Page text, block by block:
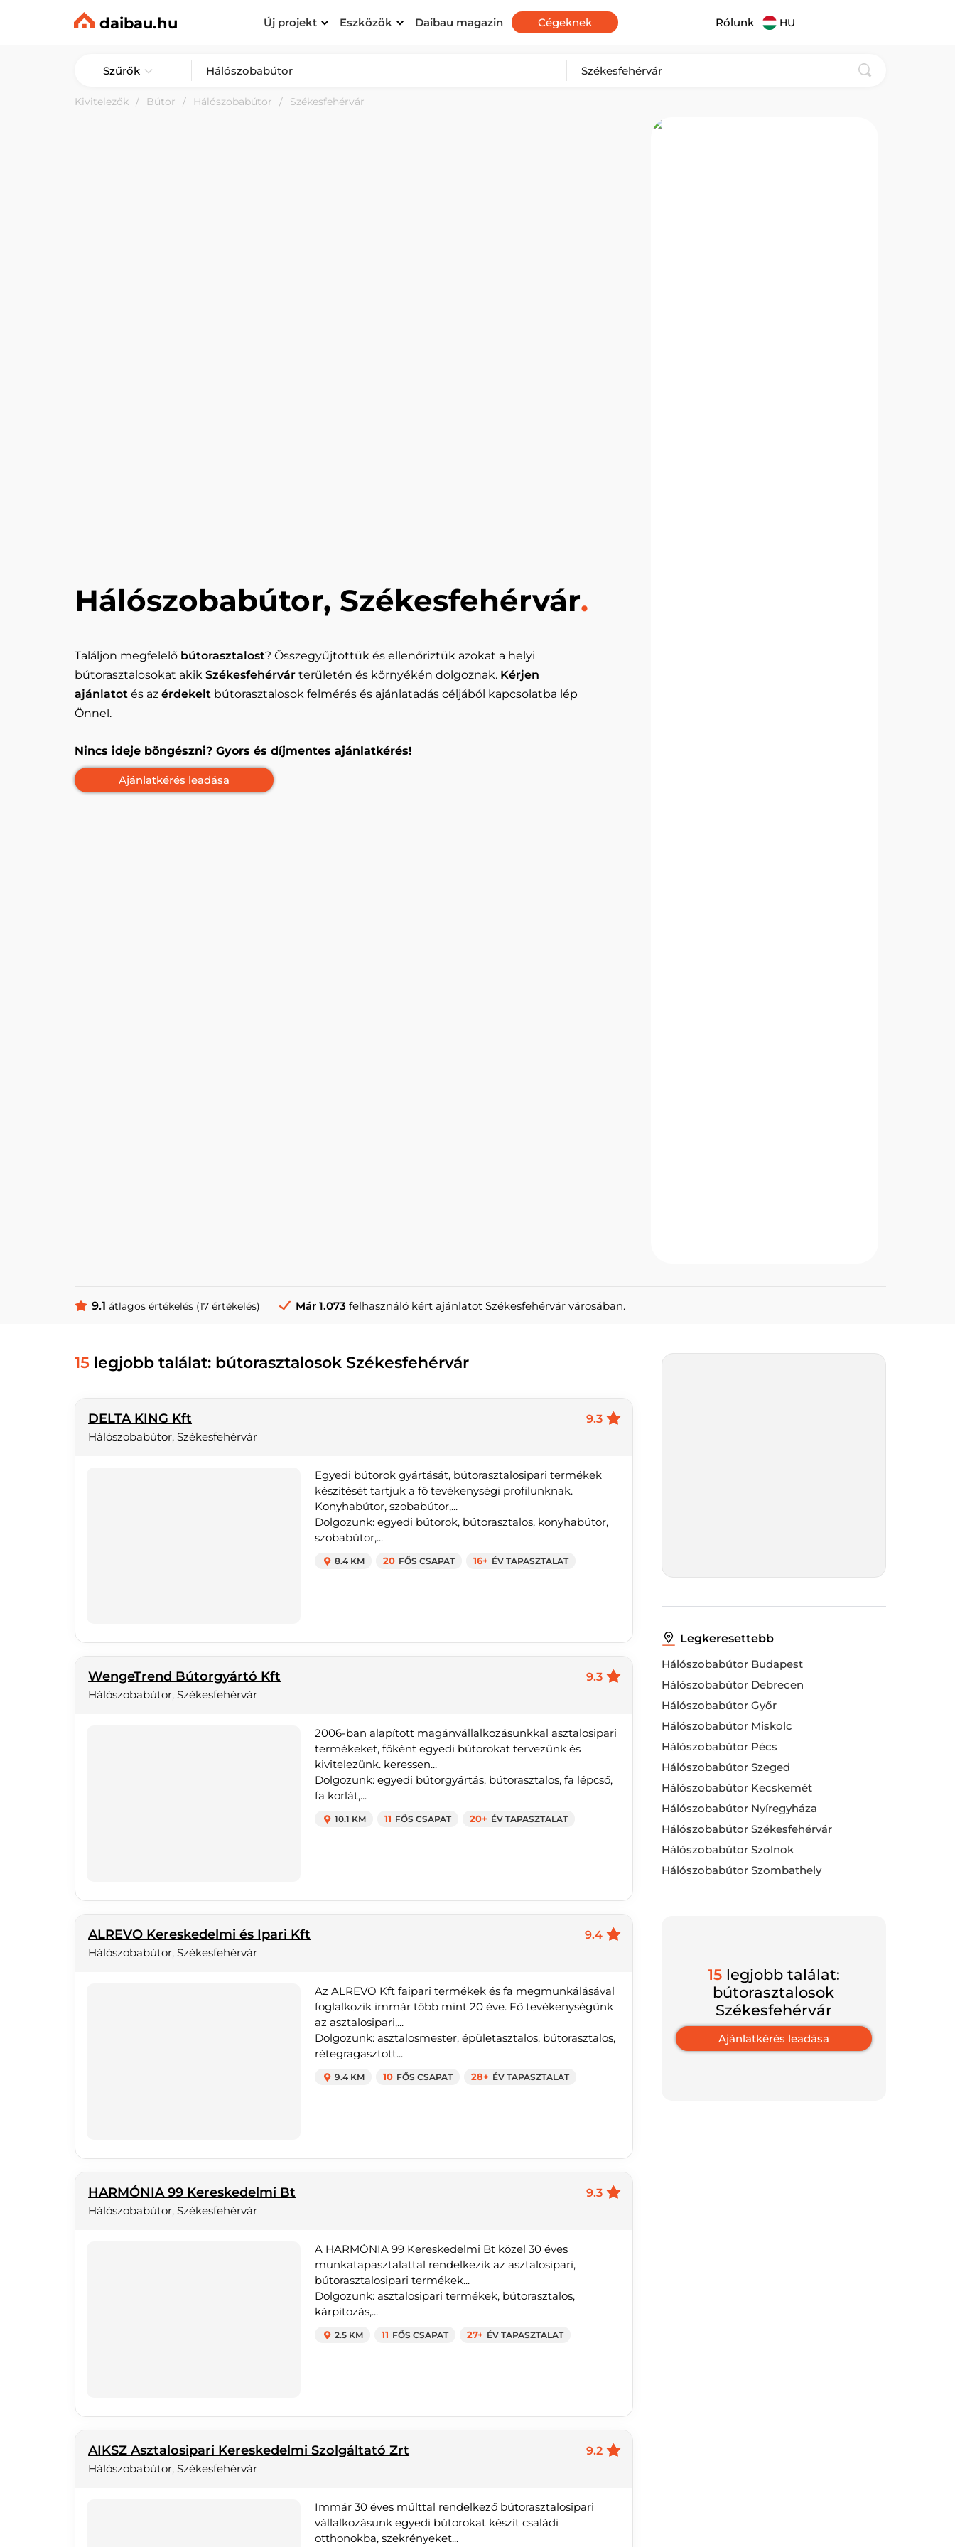
daibau.hu Új projekt Eszközök Daibau magazin Cégeknek Rólunk HU
Szűrők
Kivitelezők Bútor Hálószobabútor Székesfehérvár
Hálószobabútor, Székesfehérvár.
Találjon megfelelő bútorasztalost? Összegyűjtöttük és ellenőriztük azokat a helyi
bútorasztalosokat akikSzékesfehérvár területén és környékén dolgoznak. Kérjen
ajánlatot és azérdekelt bútorasztalosok felmérés és ajánlatadás céljából kapcsolatba lép
Önnel.
Nincs ideje böngészni? Gyors és díjmentes ajánlatkérés!
9.1 átlagos értékelés (17 értékelés) Már 1.073 felhasználó kért ajánlatot Székesfehérvár városában.
15 legjobb találat: bútorasztalosok Székesfehérvár
DELTA KING Kft
9.3
Hálószobabútor, Székesfehérvár
Egyedi bútorok gyártását, bútorasztalosipari termékek
készítését tartjuk a fő tevékenységi profilunknak.
Konyhabútor, szobabútor,...
Dolgozunk: egyedi bútorok, bútorasztalos, konyhabútor,
szobabútor,...
8.4 KM 20 FŐS CSAPAT 16+ ÉV TAPASZTALAT
WengeTrend Bútorgyártó Kft
9.3
Hálószobabútor, Székesfehérvár
2006-ban alapított magánvállalkozásunkkal asztalosipari
termékeket, főként egyedi bútorokat tervezünk és
kivitelezünk. keressen...
Dolgozunk: egyedi bútorgyártás, bútorasztalos, fa lépcső,
fa korlát,...
10.1 KM 11 FŐS CSAPAT 20+ ÉV TAPASZTALAT
ALREVO Kereskedelmi és Ipari Kft
9.4
Hálószobabútor, Székesfehérvár
Az ALREVO Kft faipari termékek és fa megmunkálásával
foglalkozik immár több mint 20 éve. Fő tevékenységünk
az asztalosipari,...
Dolgozunk: asztalosmester, épületasztalos, bútorasztalos,
rétegragasztott...
9.4 KM 10 FŐS CSAPAT 28+ ÉV TAPASZTALAT
HARMÓNIA 99 Kereskedelmi Bt
9.3
Hálószobabútor, Székesfehérvár
A HARMÓNIA 99 Kereskedelmi Bt közel 30 éves
munkatapasztalattal rendelkezik az asztalosipari,
bútorasztalosipari termékek...
Dolgozunk: asztalosipari termékek, bútorasztalos,
kárpitozás,...
2.5 KM 11 FŐS CSAPAT 27+ ÉV TAPASZTALAT
AIKSZ Asztalosipari Kereskedelmi Szolgáltató Zrt
9.2
Hálószobabútor, Székesfehérvár
Immár 30 éves múlttal rendelkező bútorasztalosipari
vállalkozásunk egyedi bútorokat készít családi
otthonokba, szekrényeket...
Legkeresettebb
Hálószobabútor Budapest
Hálószobabútor Debrecen
Hálószobabútor Győr
Hálószobabútor Miskolc
Hálószobabútor Pécs
Hálószobabútor Szeged
Hálószobabútor Kecskemét
Hálószobabútor Nyíregyháza
Hálószobabútor Székesfehérvár
Hálószobabútor Szolnok
Hálószobabútor Szombathely
15legjobb találat:
bútorasztalosok
Székesfehérvár